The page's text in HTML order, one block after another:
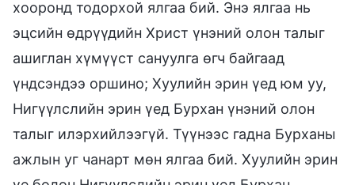
хооронд тодорхой ялгаа бий. Энэ ялгаа нь
эцсийн өдрүүдийн Христ үнэний олон талыг
ашиглан хүмүүст сануулга өгч байгаад
үндсэндээ оршино; Хуулийн эрин үед юм уу,
Нигүүлслийн эрин үед Бурхан үнэний олон
талыг илэрхийлээгүй. Түүнээс гадна Бурханы
ажлын уг чанарт мөн ялгаа бий. Хуулийн эрин